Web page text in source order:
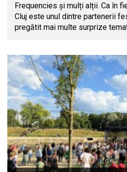
Frequencies și mulți alții. Ca în
Cluj este unul dintre partenerii
pregătit mai multe surprize